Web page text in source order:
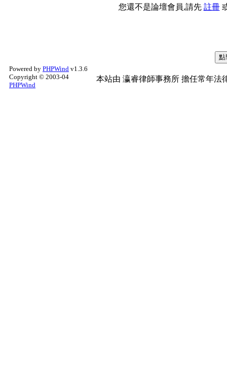
您還不是論壇會員,請先 註冊
Powered by PHPWind v1.3.6
Copyright © 2003-04
PHPWind
本站由 瀛睿律師事務所 擔任常年法